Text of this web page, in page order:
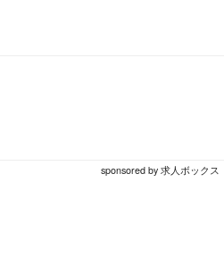
sponsored by 求人ボックス